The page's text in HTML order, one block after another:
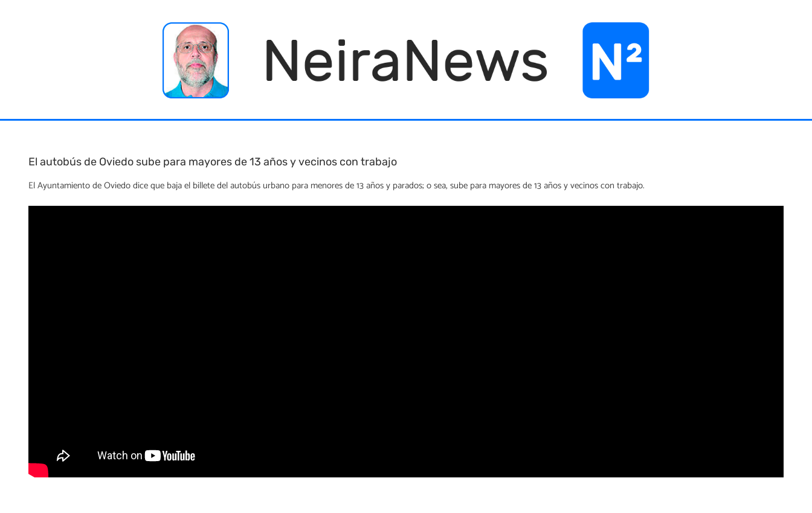
El autobús de Oviedo sube para mayores de 13 años y vecinos con trabajo
El Ayuntamiento de Oviedo dice que baja el billete del autobús urbano para menores de 13 años y parados; o sea, sube para mayores de 13 años y vecinos con trabajo.